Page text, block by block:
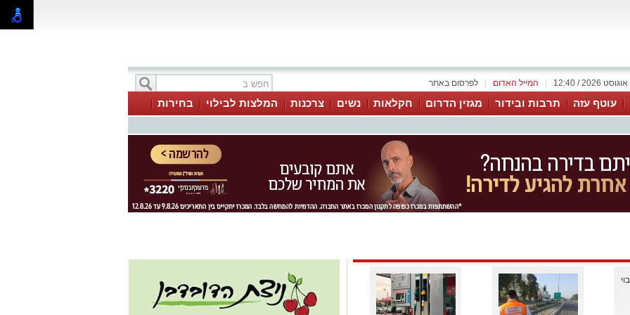
לפרסום באתר המייל האדום
עוטף עזה תרבות ובידור מגזין הדרום חקלאות נשים צרכנות המלצות לבילוי
בחירות